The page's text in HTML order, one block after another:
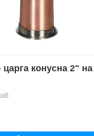
царга конусна 2"